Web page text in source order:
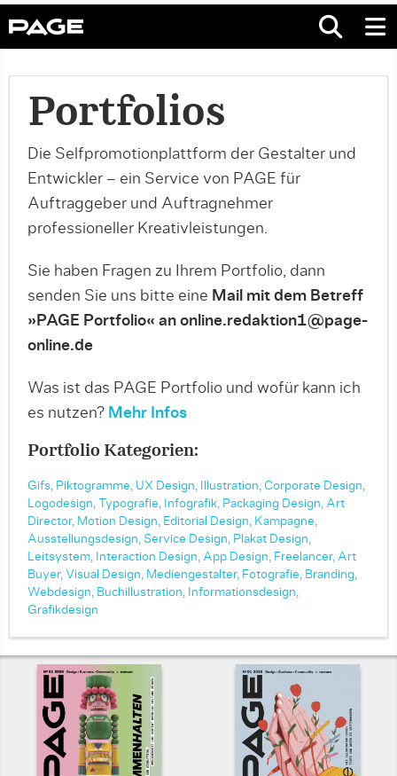
Portfolios
Die Selfpromotionplattform der Gestalter und
Entwickler – ein Service von PAGE für
Auftraggeber und Auftragnehmer
professioneller Kreativleistungen.
Sie haben Fragen zu Ihrem Portfolio, dann
senden Sie uns bitte eine Mail mit dem Betreff
»PAGE Portfolio« an online.redaktion1@page-
online.de
Was ist das PAGE Portfolio und wofür kann ich
es nutzen? Mehr Infos
Portfolio Kategorien:
Gifs, Piktogramme, UX Design, Illustration, Corporate Design,
Logodesign,
Typografie, Infografik, Packaging Design, Art
Director, Motion Design, Editorial Design, Kampagne,
Ausstellungsdesign, Service Design, Plakat Design,
Leitsystem, Interaction Design, App Design, Freelancer, Art
Buyer, Visual Design, Mediengestalter, Fotografie, Branding,
Webdesign, Buchillustration, Informationsdesign,
Grafikdesign